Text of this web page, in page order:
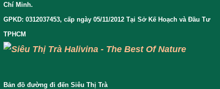
Chí Minh.
GPKD: 0312037453, cấp ngày 05/11/2012 Tại Sở Kế Hoạch và Đầu Tư
TPHCM
Bản đồ đường đi đến Siêu Thị Trà